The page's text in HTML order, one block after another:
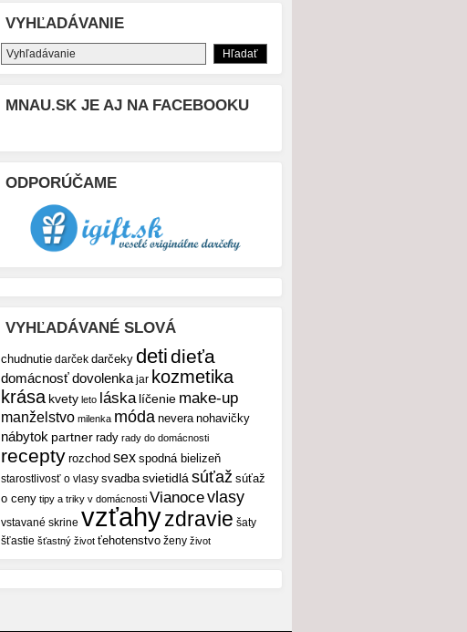
VYHĽADÁVANIE
MNAU.SK JE AJ NA FACEBOOKU
ODPORÚČAME
VYHĽADÁVANÉ SLOVÁ
chudnutie darček darčeky detidieťa
domácnosťdovolenka jar kozmetika
krása kvety leto láska líčenie make-up
manželstvo milenka móda nevera nohavičky
nábytok partner rady rady do domácnosti
recepty rozchod sex spodná bielizeň
starostlivosť o vlasy svadba svietidlá súťaž súťaž
o ceny tipy a triky v domácnosti Vianocevlasy
vstavané skrine vzťahyzdravie šaty
šťastie šťastný život ťehotenstvo ženy život